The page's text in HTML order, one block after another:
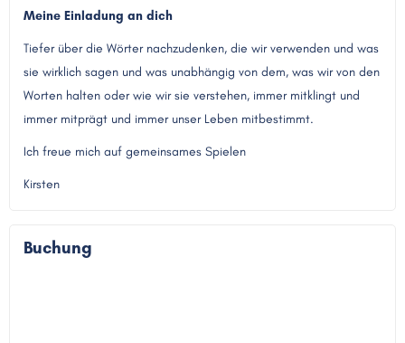
Meine Einladung an dich
Tiefer über die Wörter nachzudenken, die wir verwenden und was
sie wirklich sagen und was unabhängig von dem, was wir von den
Worten halten oder wie wir sie verstehen, immer mitklingt und
immer mitprägt und immer unser Leben mitbestimmt.
Ich freue mich auf gemeinsames Spielen
Kirsten
Buchung